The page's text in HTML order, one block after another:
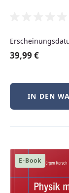
Für
39,99 €
IN DEN
E-Book